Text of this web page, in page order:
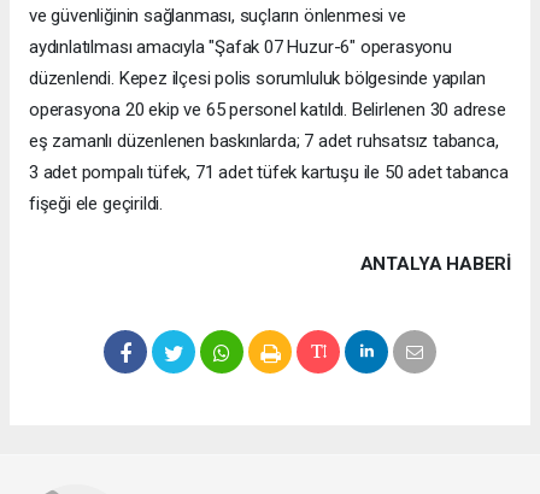
ve güvenliğinin sağlanması, suçların önlenmesi ve
aydınlatılması amacıyla "Şafak 07 Huzur-6" operasyonu
düzenlendi. Kepez ilçesi polis sorumluluk bölgesinde yapılan
operasyona 20 ekip ve 65 personel katıldı. Belirlenen 30 adrese
eş zamanlı düzenlenen baskınlarda; 7 adet ruhsatsız tabanca,
3 adet pompalı tüfek, 71 adet tüfek kartuşu ile 50 adet tabanca
fişeği ele geçirildi.
ANTALYA HABERİ